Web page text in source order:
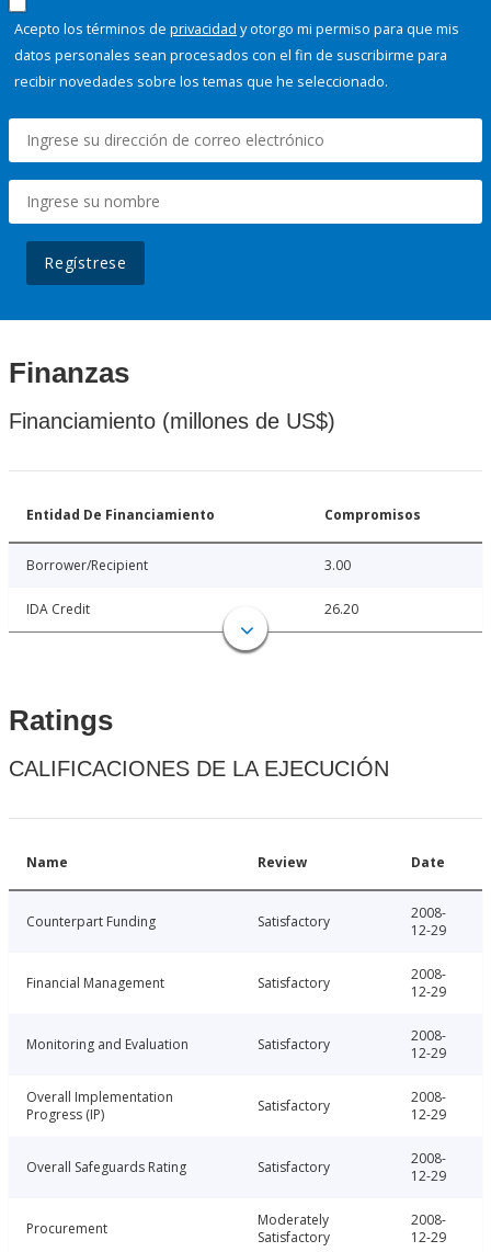
Acepto los términos de privacidad y otorgo mi permiso para que mis
datos personales sean procesados con el fin de suscribirme para
recibir novedades sobre los temas que he seleccionado.
Regístrese
Finanzas
Financiamiento (millones de US$)
Entidad De Financiamiento Compromisos
Borrower/Recipient 3.00
IDA Credit 26.20
Ratings
CALIFICACIONES DE LA EJECUCIÓN
Name Review Date
Counterpart Funding Satisfactory
2008-
12-29
Financial Management Satisfactory
2008-
12-29
Monitoring and Evaluation Satisfactory
2008-
12-29
Overall Implementation
Progress (IP)
Satisfactory
2008-
12-29
Overall Safeguards Rating Satisfactory
2008-
12-29
Procurement
Moderately
Satisfactory
2008-
12-29